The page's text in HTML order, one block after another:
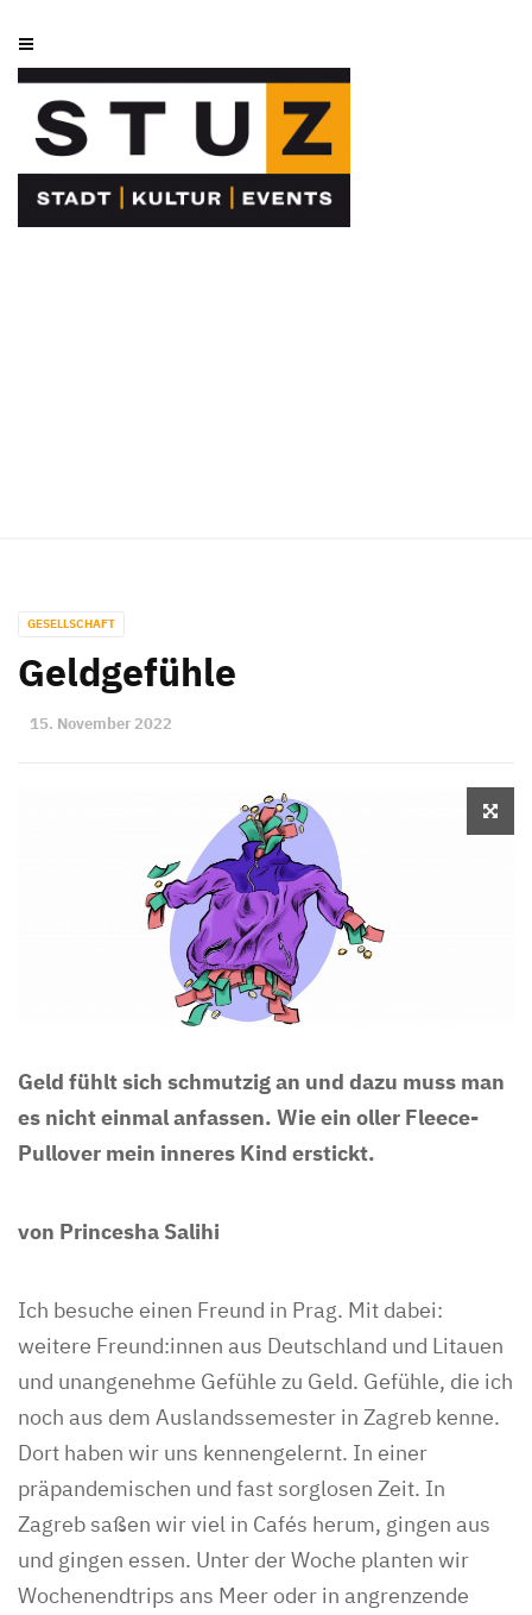
GESELLSCHAFT
Geldgefühle
15. November 2022
Geld fühlt sich schmutzig an und dazu muss man
es nicht einmal anfassen. Wie ein oller Fleece-
Pullover mein inneres Kind erstickt.
von Princesha Salihi
Ich besuche einen Freund in Prag. Mit dabei:
weitere Freund:innen aus Deutschland und Litauen
und unangenehme Gefühle zu Geld. Gefühle, die ich
noch aus dem Auslandssemester in Zagreb kenne.
Dort haben wir uns kennengelernt. In einer
präpandemischen und fast sorglosen Zeit. In
Zagreb saßen wir viel in Cafés herum, gingen aus
und gingen essen. Unter der Woche planten wir
Wochenendtrips ans Meer oder in angrenzende